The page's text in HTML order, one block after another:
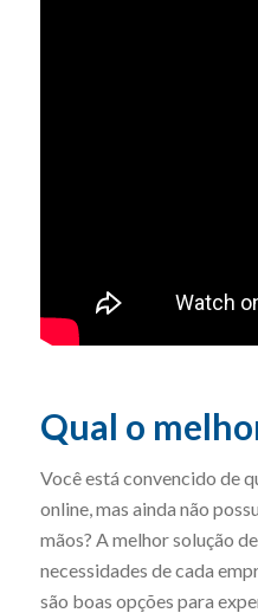
Qual o
Você está convencido de
online, mas ainda não
mãos? A melhor solução
necessidades de cada
são boas opções para